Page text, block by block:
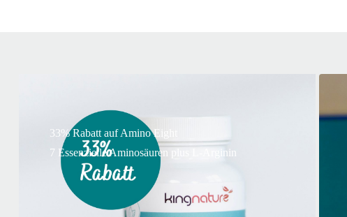
33% Rabatt auf Amino Eight
7 Essenzielle Aminosäuren plus L-Arginin